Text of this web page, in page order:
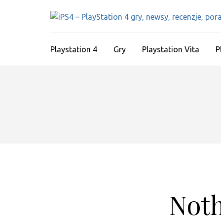
Playstation 4 Gry Playstation Vita